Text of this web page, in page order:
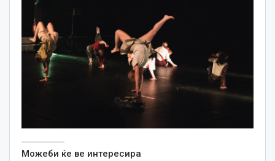
Можеби ќе ве интересира